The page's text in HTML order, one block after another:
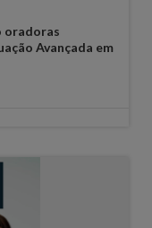
oradoras
Avançada em